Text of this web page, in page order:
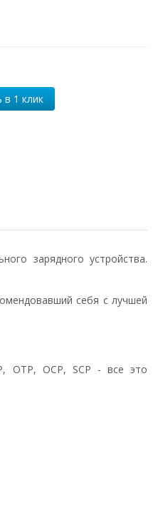
зарядного устройства.
себя с лучшей
OTP, OCP, SCP - все это